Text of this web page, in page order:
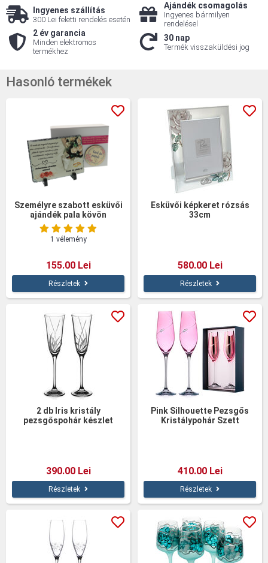
Ingyenes szállítás
300 Lei feletti rendelés esetén
Ajándék csomagolás
Ingyenes bármilyen
rendelésel
2 év garancia
Minden elektromos
termékhez
30 nap
Termék visszaküldési jog
Hasonló termékek
Személyre szabott esküvői
ajándék pala kövön
1 vélemény
155.00 Lei
Részletek
Esküvői képkeret rózsás
33cm
580.00 Lei
Részletek
2 db Iris kristály
pezsgőspohár készlet
390.00 Lei
Részletek
Pink Silhouette Pezsgős
Kristálypohár Szett
410.00 Lei
Részletek